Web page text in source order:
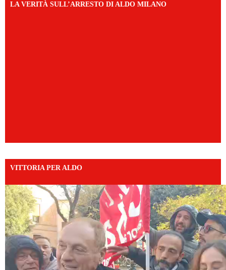
LA VERITÀ SULL’ARRESTO DI ALDO MILANO
VITTORIA PER ALDO